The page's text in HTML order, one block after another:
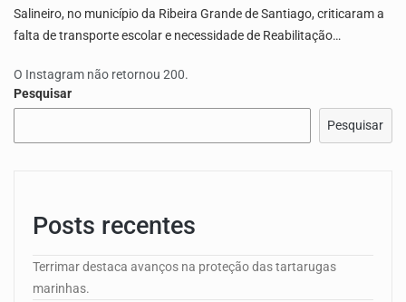
Salineiro, no município da Ribeira Grande de Santiago, criticaram a
falta de transporte escolar e necessidade de Reabilitação…
O Instagram não retornou 200.
Pesquisar
Pesquisar
Posts recentes
Terrimar destaca avanços na proteção das tartarugas
marinhas.